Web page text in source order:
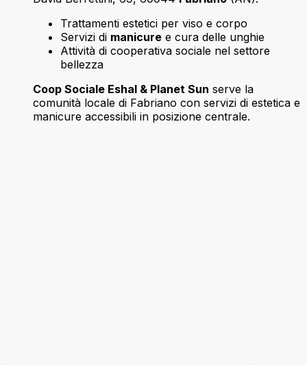
Trattamenti estetici per viso e corpo
Servizi di manicure e cura delle unghie
Attività di cooperativa sociale nel settore
bellezza
Coop Sociale Eshal & Planet Sun serve la
comunità locale di Fabriano con servizi di estetica e
manicure accessibili in posizione centrale.